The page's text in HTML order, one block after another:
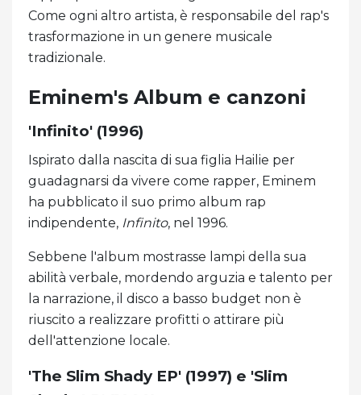
Come ogni altro artista, è responsabile del rap's
trasformazione in un genere musicale
tradizionale.
Eminem's Album e canzoni
'Infinito' (1996)
Ispirato dalla nascita di sua figlia Hailie per
guadagnarsi da vivere come rapper, Eminem
ha pubblicato il suo primo album rap
indipendente, Infinito, nel 1996.
Sebbene l'album mostrasse lampi della sua
abilità verbale, mordendo arguzia e talento per
la narrazione, il disco a basso budget non è
riuscito a realizzare profitti o attirare più
dell'attenzione locale.
'The Slim Shady EP' (1997) e 'Slim